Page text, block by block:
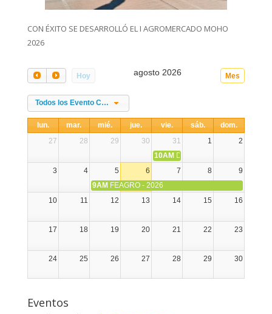
CON ÉXITO SE DESARROLLÓ EL I AGROMERCADO MOHO
2026
Hoy Mes
agosto 2026
Todos los Evento Categories
lun. mar. mié. jue. vie. sáb.
dom.
27
28 29 30 31 1
2
10AM DIA NACIONAL DE LA
3
4 5 6 7 8
9
9AM FEAGRO - 2026
10
11 12 13 14 15 16
17 18 19 20 21 22 23
24 25 26 27 28 29 30
Eventos